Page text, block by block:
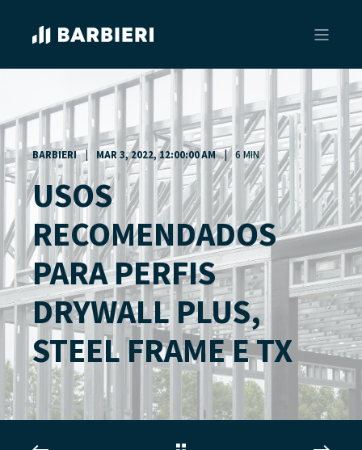
BARBIERI MAR 3, 2022, 12:00:00 AM 6 MIN
USOS
RECOMENDADOS
PARA PERFIS
DRYWALL PLUS,
STEEL FRAME E TX